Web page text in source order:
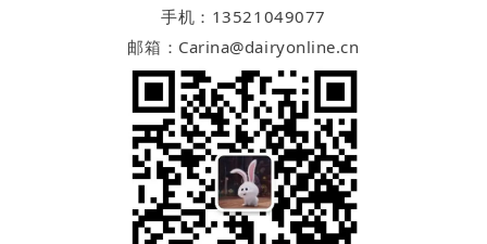
手机：13521049077
邮箱：Carina@dairyonline.cn